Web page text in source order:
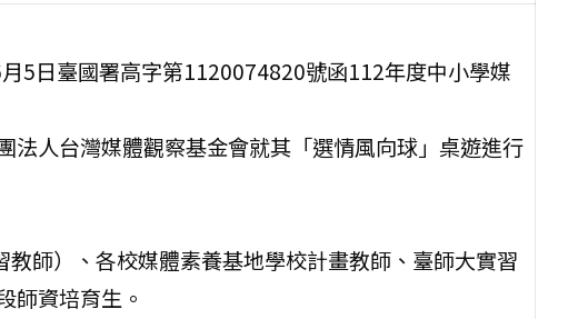
5日臺國署高字第1120074820號函112年度中小學媒
法人台灣媒體觀察基金會就其「選情風向球」桌遊進行
師）、各校媒體素養基地學校計畫教師、臺師大實習
師資培育生。